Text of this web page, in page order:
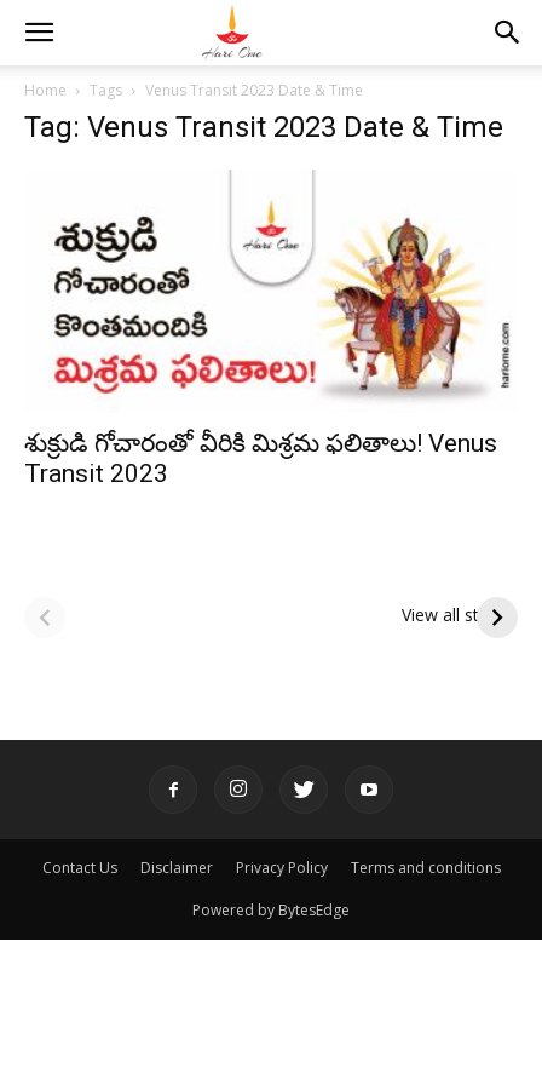
Home Tags Venus Transit 2023 Date & Time
Tag: Venus Transit 2023 Date & Time
శుక్రుడి గోచారంతో వీరికి మిశ్రమ ఫలితాలు! Venus
Transit 2023
View all stories
పితృదేవతల ఆశీర్వాదం
ఇంద్రకీలాద్రి గిరి ప్రదక్షిణ
Contact Us Disclaimer Privacy Policy Terms and conditions
Powered by BytesEdge